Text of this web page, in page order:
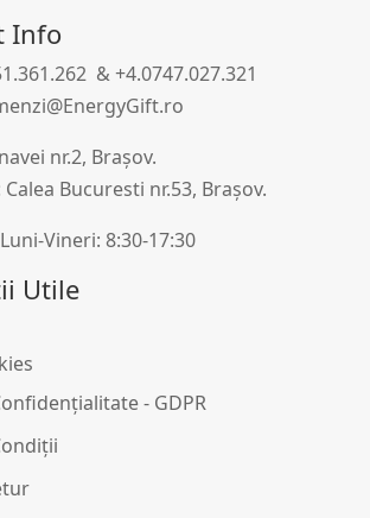
Info
& +4.0747.027.321
nr.2, Brașov.
Calea Bucuresti nr.53, Brașov.
Vineri: 8:30-17:30
Utile
- GDPR